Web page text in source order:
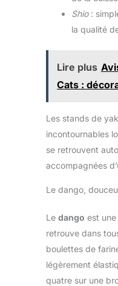
Shio:
la qualité
Lire plus
Cats :
Les stands de
incontournables
se retrouvent
accompagnées
Le dango,
Le dango est une
retrouve dans
boulettes de
légèrement
quatre sur une